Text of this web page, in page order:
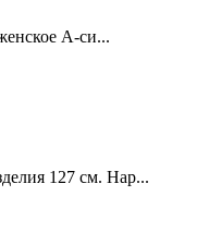
А-си...
127 см. Нар...